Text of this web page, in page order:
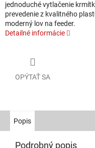
jednoduché vytlačenie
prevedenie z kvalitného
moderný lov na feeder.
Detailné informácie
OPÝTAŤ SA
Popis
Podrobný popis